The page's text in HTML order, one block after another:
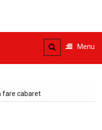
Menu
fare cabaret